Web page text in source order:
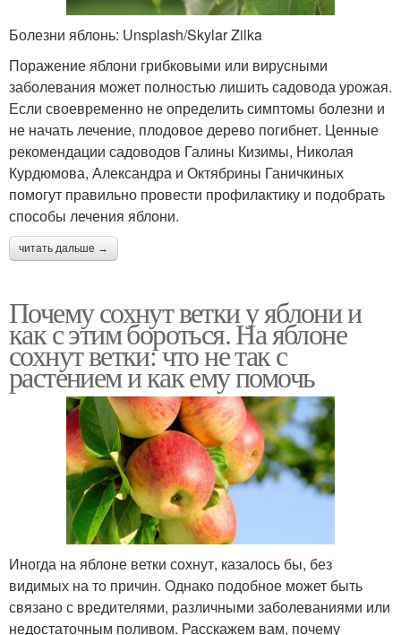
Болезни яблонь: Unsplash/Skylar Zilka
Поражение яблони грибковыми или вирусными
заболевания может полностью лишить садовода урожая.
Если своевременно не определить симптомы болезни и
не начать лечение, плодовое дерево погибнет. Ценные
рекомендации садоводов Галины Кизимы, Николая
Курдюмова, Александра и Октябрины Ганичкиных
помогут правильно провести профилактику и подобрать
способы лечения яблони.
читать дальше →
Почему сохнут ветки у яблони и
как с этим бороться. На яблоне
сохнут ветки: что не так с
растением и как ему помочь
Иногда на яблоне ветки сохнут, казалось бы, без
видимых на то причин. Однако подобное может быть
связано с вредителями, различными заболеваниями или
недостаточным поливом. Расскажем вам, почему